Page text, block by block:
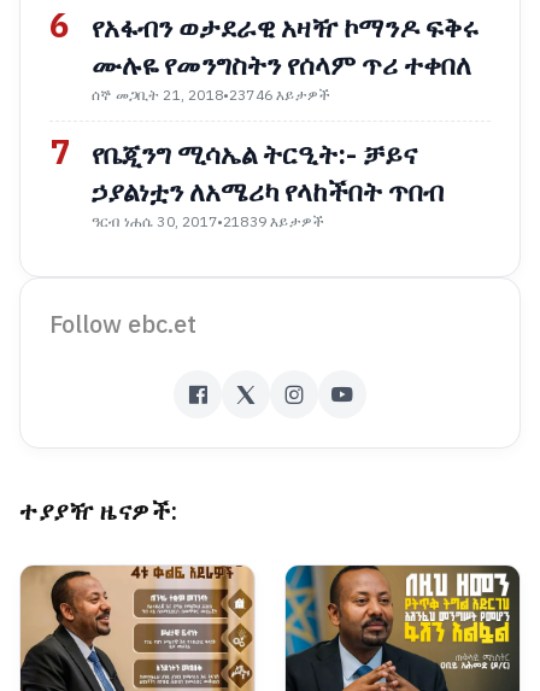
6
የአፋብን ወታደራዊ አዛዥ ኮማንዶ ፍቅሩ
ሙሉዬ የመንግስትን የሰላም ጥሪ ተቀበለ
ሰኞ መጋቢት 21, 2018•23746 እይታዎች
7
የቤጂንግ ሚሳኤል ትርዒት:- ቻይና
ኃያልነቷን ለአሜሪካ የላከችበት ጥበብ
ዓርብ ነሐሴ 30, 2017•21839 እይታዎች
Follow ebc.et
ተያያዥ ዜናዎች: